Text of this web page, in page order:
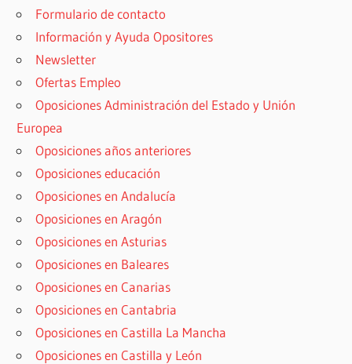
Formulario de contacto
Información y Ayuda Opositores
Newsletter
Ofertas Empleo
Oposiciones Administración del Estado y Unión
Europea
Oposiciones años anteriores
Oposiciones educación
Oposiciones en Andalucía
Oposiciones en Aragón
Oposiciones en Asturias
Oposiciones en Baleares
Oposiciones en Canarias
Oposiciones en Cantabria
Oposiciones en Castilla La Mancha
Oposiciones en Castilla y León